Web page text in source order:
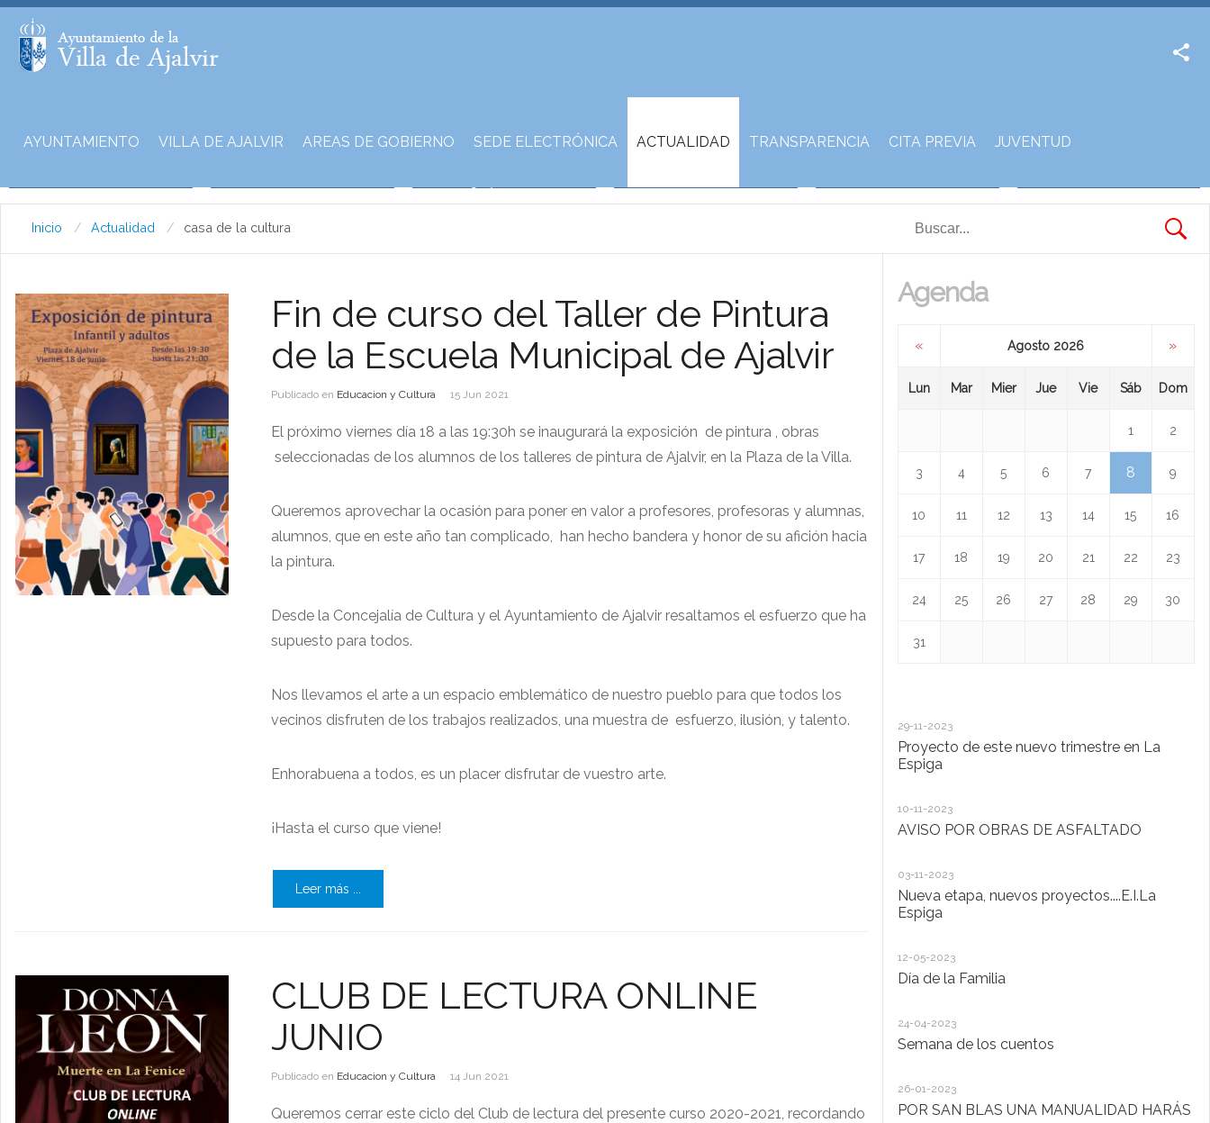
AYUNTAMIENTO VILLA DE AJALVIR AREAS DE GOBIERNO SEDE ELECTRÓNICA ACTUALIDAD TRANSPARENCIA CITA PREVIA JUVENTUD
Inicio Actualidad casa de la cultura
Fin de curso del Taller de Pintura
de la Escuela Municipal de Ajalvir
Publicado en Educacion y Cultura 15 Jun 2021
El próximo viernes día 18 a las 19:30h se inaugurará la exposición de pintura , obras
seleccionadas de los alumnos de los talleres de pintura de Ajalvir, en la Plaza de la Villa.
Queremos aprovechar la ocasión para poner en valor a profesores, profesoras y alumnas,
alumnos, que en este año tan complicado, han hecho bandera y honor de su afición hacia
la pintura.
Desde la Concejalía de Cultura y el Ayuntamiento de Ajalvir resaltamos el esfuerzo que ha
supuesto para todos.
Nos llevamos el arte a un espacio emblemático de nuestro pueblo para que todos los
vecinos disfruten de los trabajos realizados, una muestra de esfuerzo, ilusión, y talento.
Enhorabuena a todos, es un placer disfrutar de vuestro arte.
¡Hasta el curso que viene!
Leer más ...
CLUB DE LECTURA ONLINE
JUNIO
Publicado en Educacion y Cultura 14 Jun 2021
Queremos cerrar este ciclo del Club de lectura del presente curso 2020-2021, recordando
Agenda
« Agosto 2026 »
Lun Mar Mier Jue Vie Sáb Dom
1 2
3 4 5 6 7 8 9
10 11 12 13 14 15 16
17 18 19 20 21 22 23
24 25 26 27 28 29 30
31
29-11-2023
Proyecto de este nuevo trimestre en La
Espiga
10-11-2023
AVISO POR OBRAS DE ASFALTADO
03-11-2023
Nueva etapa, nuevos proyectos....E.I.La
Espiga
12-05-2023
Día de la Familia
24-04-2023
Semana de los cuentos
26-01-2023
POR SAN BLAS UNA MANUALIDAD HARÁS